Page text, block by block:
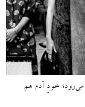
خودِ آدم هم